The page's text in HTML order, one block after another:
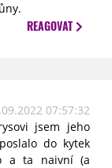
REAGOVAT
07:57:32
jsem jeho
do kytek
a ta naivní (a